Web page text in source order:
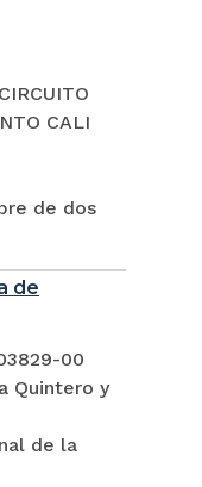
CALI
de dos
de
00
Quintero y
de la